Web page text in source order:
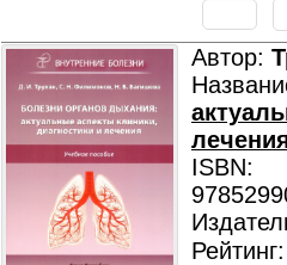
Автор:
ISBN:
Рейтинг: